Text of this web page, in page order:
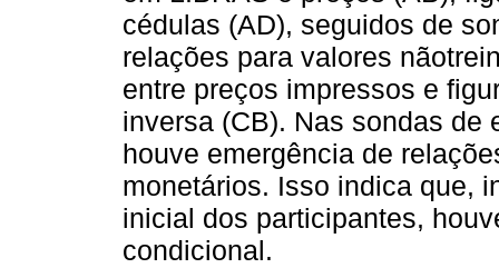
cédulas (AD), seguidos de
relações para valores
entre preços impressos e
inversa (CB). Nas sondas de
houve emergência de
monetários. Isso indica que,
inicial dos participantes,
condicional.